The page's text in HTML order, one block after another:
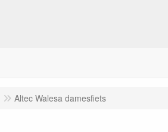
Altec Walesa damesfiets